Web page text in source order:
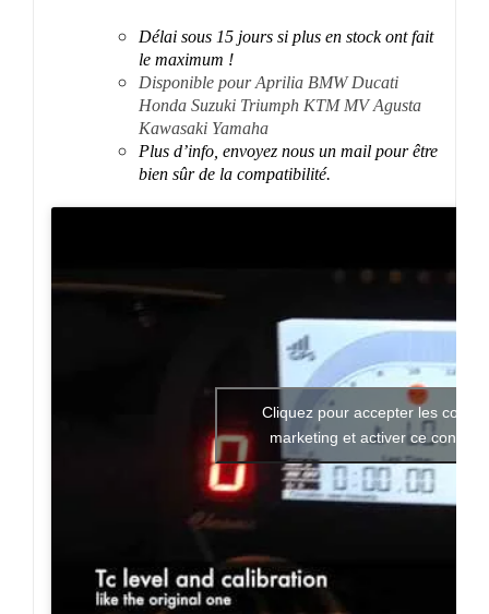
Délai sous 15 jours si plus en stock ont fait
le maximum !
Disponible pour Aprilia BMW Ducati
Honda Suzuki Triumph KTM MV Agusta
Kawasaki Yamaha
Plus d’info, envoyez nous un mail pour être
bien sûr de la compatibilité.
Cliquez pour accepter les
marketing et activer ce contenu